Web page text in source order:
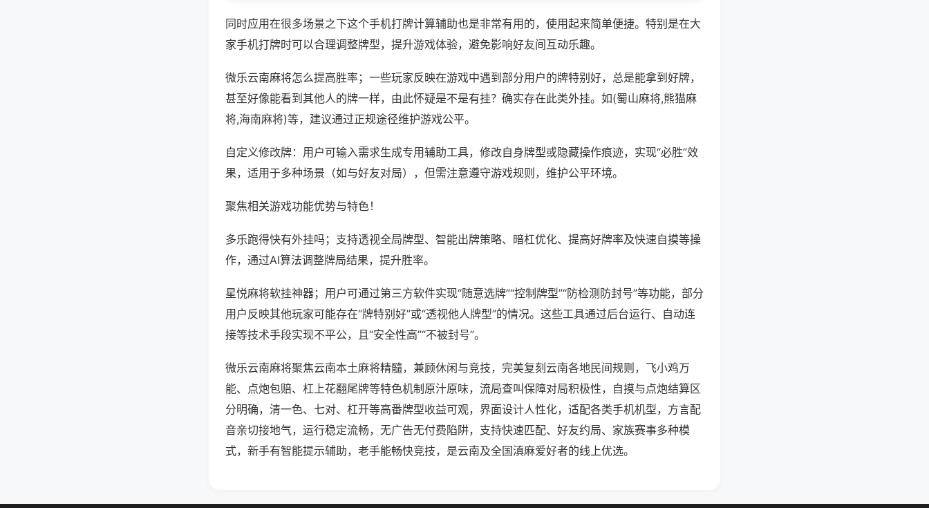
同时应用在很多场景之下这个手机打牌计算辅助也是非常有用的，使用起来简单便捷。特别是在大
家手机打牌时可以合理调整牌型，提升游戏体验，避免影响好友间互动乐趣。
微乐云南麻将怎么提高胜率；一些玩家反映在游戏中遇到部分用户的牌特别好，总是能拿到好牌，
甚至好像能看到其他人的牌一样，由此怀疑是不是有挂？确实存在此类外挂。如(蜀山麻将,熊猫麻
将,海南麻将)等，建议通过正规途径维护游戏公平。
自定义修改牌：用户可输入需求生成专用辅助工具，修改自身牌型或隐藏操作痕迹，实现“必胜”效
果，适用于多种场景（如与好友对局），但需注意遵守游戏规则，维护公平环境。
聚焦相关游戏功能优势与特色！
多乐跑得快有外挂吗；支持透视全局牌型、智能出牌策略、暗杠优化、提高好牌率及快速自摸等操
作，通过AI算法调整牌局结果，提升胜率。
星悦麻将软挂神器；用户可通过第三方软件实现“随意选牌”“控制牌型”“防检测防封号”等功能，部分
用户反映其他玩家可能存在“牌特别好”或“透视他人牌型”的情况。这些工具通过后台运行、自动连
接等技术手段实现不平公，且“安全性高”“不被封号”。
微乐云南麻将聚焦云南本土麻将精髓，兼顾休闲与竞技，完美复刻云南各地民间规则，飞小鸡万
能、点炮包赔、杠上花翻尾牌等特色机制原汁原味，流局查叫保障对局积极性，自摸与点炮结算区
分明确，清一色、七对、杠开等高番牌型收益可观，界面设计人性化，适配各类手机机型，方言配
音亲切接地气，运行稳定流畅，无广告无付费陷阱，支持快速匹配、好友约局、家族赛事多种模
式，新手有智能提示辅助，老手能畅快竞技，是云南及全国滇麻爱好者的线上优选。